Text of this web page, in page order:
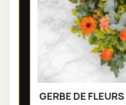
GERBE DE